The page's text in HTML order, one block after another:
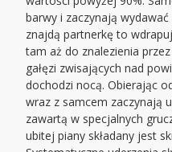
barwy i zaczynają wydawać
znajdą partnerkę to
tam aż do znalezienia
gałęzi zwisających nad
dochodzi nocą. Obierając
wraz z samcem zaczynają
zawartą w specjalnych
ubitej piany składany jest